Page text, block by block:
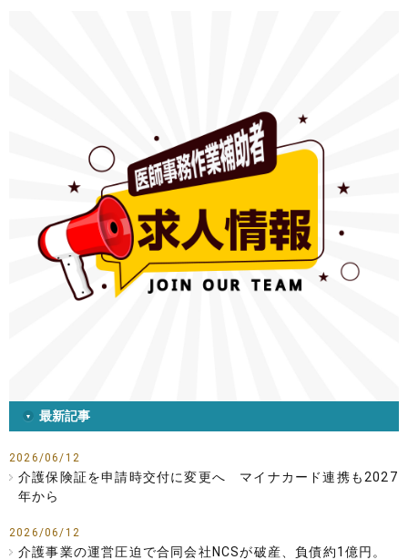
最新記事
2026/06/12
介護保険証を申請時交付に変更へ マイナカード連携も2027
年から
2026/06/12
介護事業の運営圧迫で合同会社NCSが破産、負債約1億円。